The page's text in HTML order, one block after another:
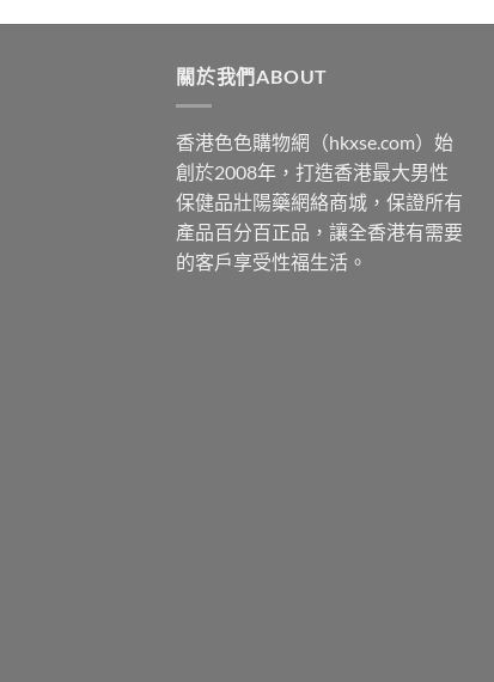
關於我們ABOUT
香港色色購物網（hkxse.com）始
創於2008年，打造香港最大男性
保健品壯陽藥網絡商城，保證所有
產品百分百正品，讓全香港有需要
的客戶享受性福生活。